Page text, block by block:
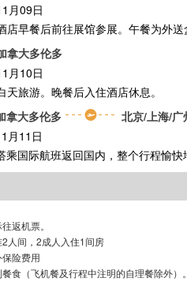
月09日
店早餐后前往展馆参展。午餐为外送
拿大多伦多
月10日
天旅游。晚餐后入住酒店休息。
拿大多伦多
北京/上海/广
月11日
乘国际航班返回国内，整个行程愉快
返机票。
人间，2成人入住1间房
险费用
食（飞机餐及行程中注明的自理餐除外）。